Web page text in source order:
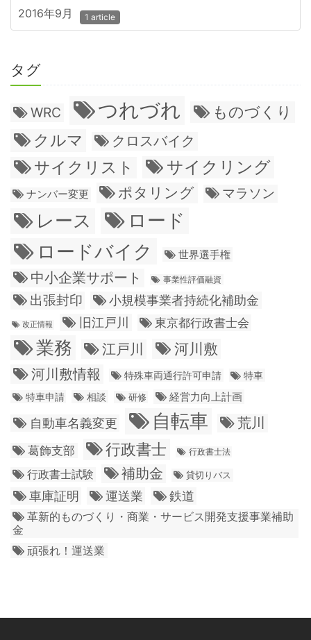
2016年9月 1 article
タグ
WRC つれづれ ものづくり
クルマ クロスバイク
サイクリスト サイクリング
ナンバー変更 ポタリング マラソン
レース
ロード
ロードバイク
世界選手権
中小企業サポート 事業性評価融資
出張封印 小規模事業者持続化補助金
改正情報 旧江戸川 東京都行政書士会
業務 江戸川
河川敷
河川敷情報
特殊車両通行許可申請
特車
特車申請
相談 研修 経営力向上計画
自動車名義変更 自転車 荒川
葛飾支部 行政書士 行政書士法
行政書士試験 補助金 貸切りバス
車庫証明 運送業 鉄道
革新的ものづくり・商業・サービス開発支援事業補助
金
頑張れ！運送業